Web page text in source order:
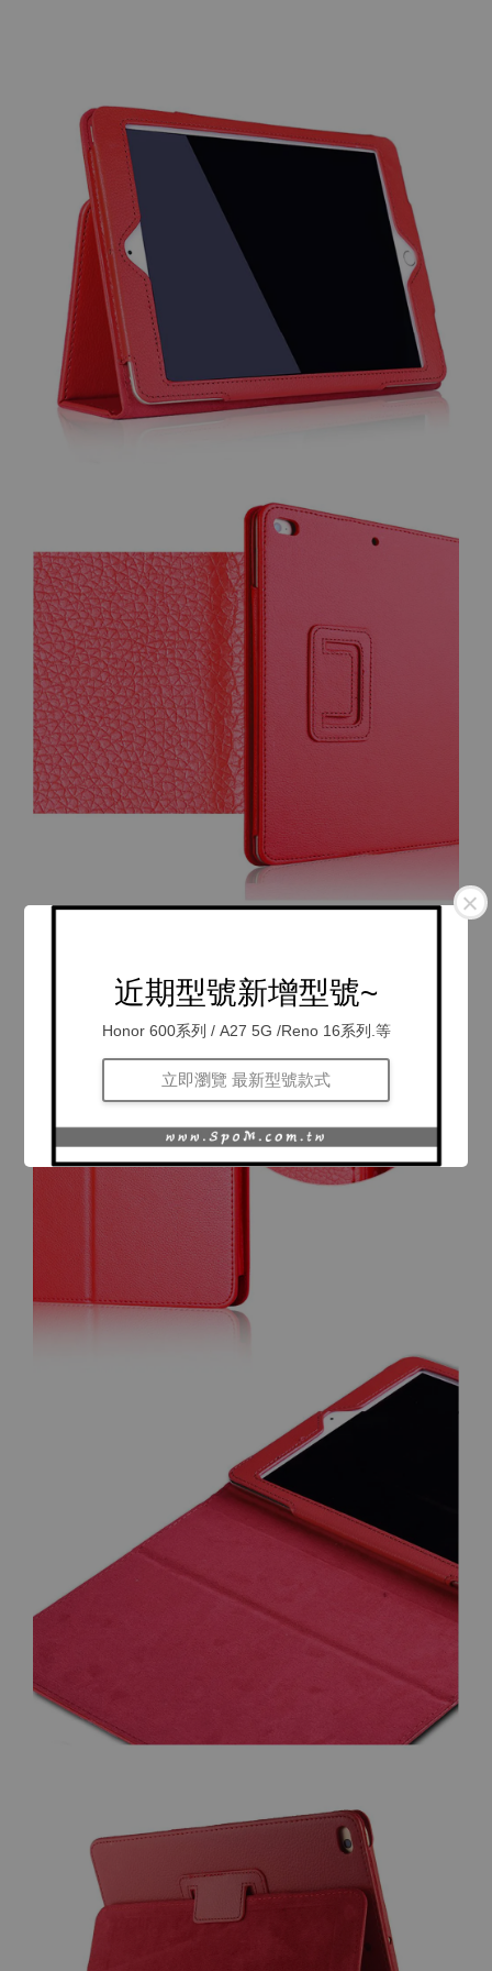
近期型號新增型號~
Honor 600系列 / A27 5G /Reno 16系列.等
立即瀏覽 最新型號款式